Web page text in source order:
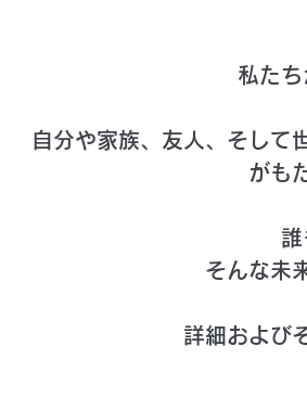
私た
自分や家族、友人、そして
がも
そんな未
詳細および